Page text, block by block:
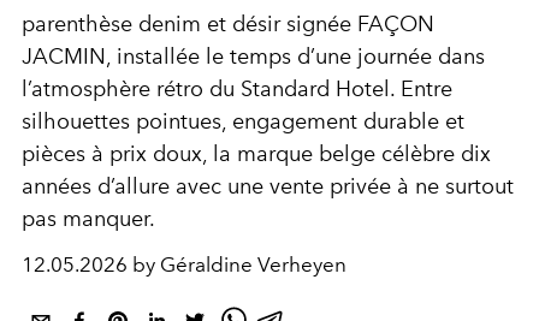
parenthèse denim et désir signée FAÇON
JACMIN, installée le temps d’une journée dans
l’atmosphère rétro du Standard Hotel. Entre
silhouettes pointues, engagement durable et
pièces à prix doux, la marque belge célèbre dix
années d’allure avec une vente privée à ne surtout
pas manquer.
12.05.2026 by Géraldine Verheyen